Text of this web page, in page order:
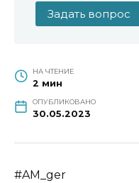
Задать вопрос
НА ЧТЕНИЕ
2 мин
ОПУБЛИКОВАНО
30.05.2023
#AM_ger